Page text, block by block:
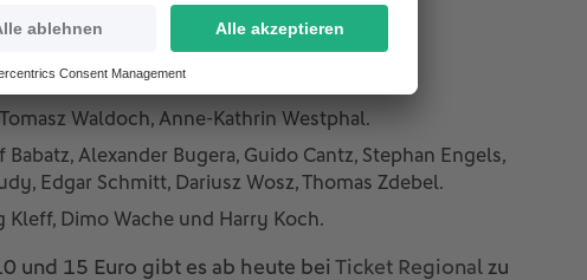
Waldoch, Anne-Kathrin Westphal.
Alexander Bugera, Guido Cantz, Stephan Engels,
Edgar Schmitt, Dariusz Wosz, Thomas Zdebel.
Kleff, Dimo Wache und Harry Koch.
und 15 Euro gibt es ab heute bei Ticket Regional zu